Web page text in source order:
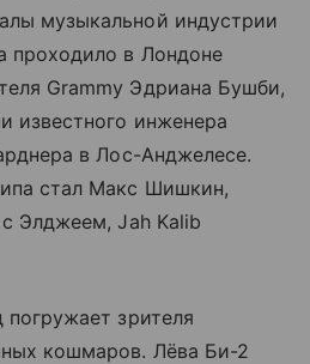
музыкальной индустрии
проходило в Лондоне
Grammy Эдриана Бушби,
известного инженера
в Лос-Анджелесе.
стал Макс Шишкин,
Элджеем, Jah Kalib
зрителя
кошмаров. Лёва Би-2